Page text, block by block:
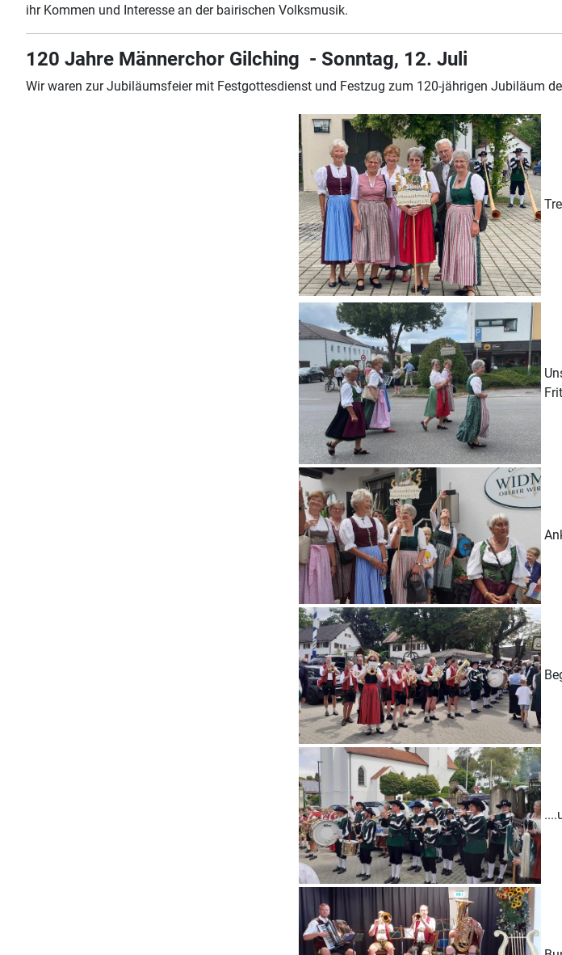
ihr Kommen und Interesse an der bairischen Volksmusik.
120 Jahre Männerchor Gilching - Sonntag, 12. Juli
Wir waren zur Jubiläumsfeier mit Festgottesdienst und Festzug zum 120-jährigen Jubiläum